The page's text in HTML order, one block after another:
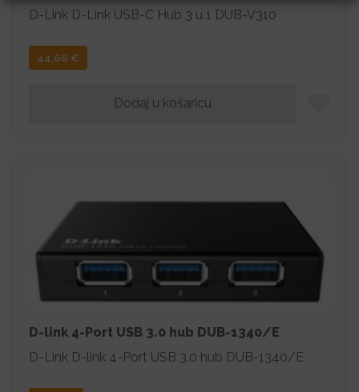
D-Link D-Link USB-C Hub 3 u 1 DUB-V310
44,66 €
Dodaj u košaricu
D-link 4-Port USB 3.0 hub DUB-1340/E
D-Link D-link 4-Port USB 3.0 hub DUB-1340/E